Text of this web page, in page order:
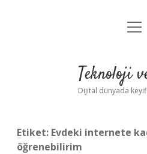
Yasal
Teknoloji
Dijital dünyada
Etiket: Evdeki internete
öğrenebilirim